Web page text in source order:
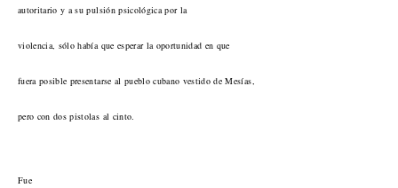
autoritario y a su pulsión psicológica por la
violencia, sólo había que esperar la oportunidad en que
fuera posible presentarse al pueblo cubano vestido de Mesías,
pero con dos pistolas al cinto.
Fue